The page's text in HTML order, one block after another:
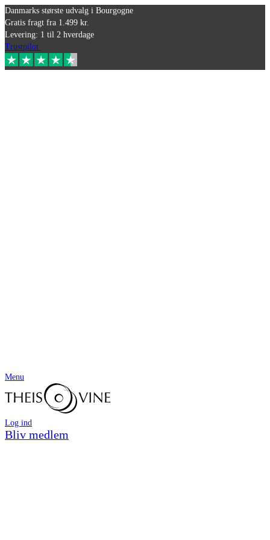
Danmarks største udvalg i Bourgogne
Gratis fragt fra 1.499 kr.
Levering: 1 til 2 hverdage
Trustpilot
Menu
Log ind
Bliv medlem